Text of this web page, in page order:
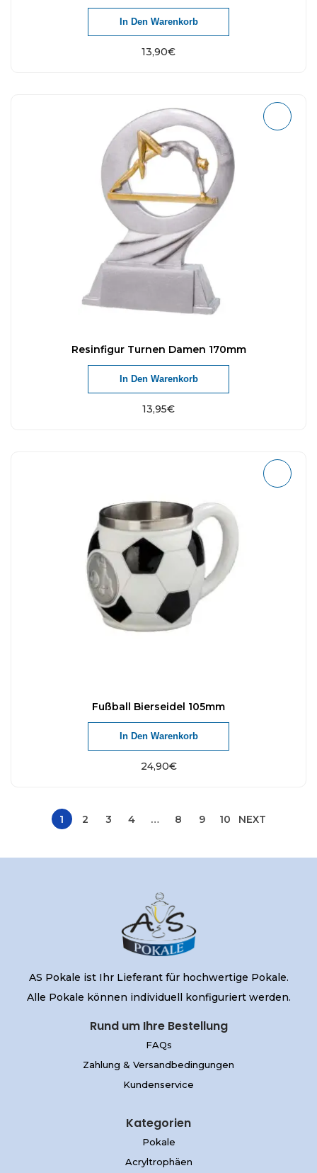
13,90€
In Den Warenkorb
Resinfigur Turnen Damen 170mm
13,95€
In Den Warenkorb
Fußball Bierseidel 105mm
24,90€
In Den Warenkorb
1 2 3 4 … 8 9 10 NEXT
AS Pokale ist Ihr Lieferant für hochwertige Pokale.
Alle Pokale können individuell konfiguriert werden.
Rund um Ihre Bestellung
FAQs
Zahlung & Versandbedingungen
Kundenservice
Kategorien
Pokale
Acryltrophäen